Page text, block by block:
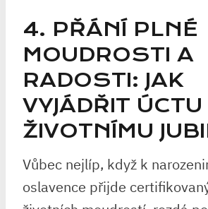
4. PŘÁNÍ PLNÉ
MOUDROSTI ⁣A
RADOSTI: JAK
VYJÁDŘIT ÚCTU
ŽIVOTNÍMU⁤
Vůbec⁤ nejlíp,‌ když‍ k
oslavence přijde